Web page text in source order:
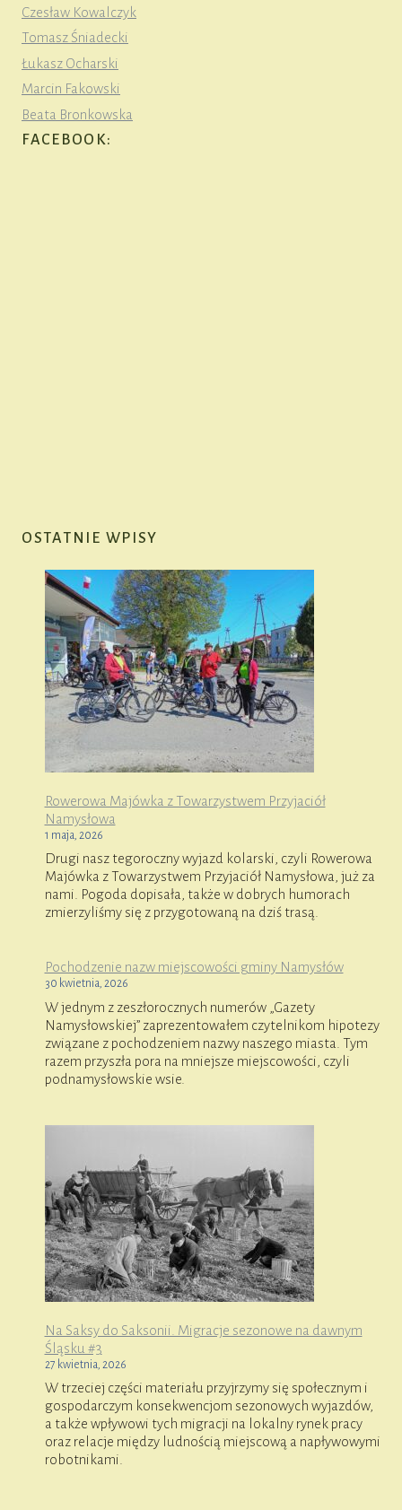
Czesław Kowalczyk
Tomasz Śniadecki
Łukasz Ocharski
Marcin Fakowski
Beata Bronkowska
FACEBOOK:
OSTATNIE WPISY
Rowerowa Majówka z Towarzystwem Przyjaciół
Namysłowa
1 maja, 2026
Drugi nasz tegoroczny wyjazd kolarski, czyli Rowerowa
Majówka z Towarzystwem Przyjaciół Namysłowa, już za
nami. Pogoda dopisała, także w dobrych humorach
zmierzyliśmy się z przygotowaną na dziś trasą.
Pochodzenie nazw miejscowości gminy Namysłów
30 kwietnia, 2026
W jednym z zeszłorocznych numerów „Gazety
Namysłowskiej” zaprezentowałem czytelnikom hipotezy
związane z pochodzeniem nazwy naszego miasta. Tym
razem przyszła pora na mniejsze miejscowości, czyli
podnamysłowskie wsie.
Na Saksy do Saksonii. Migracje sezonowe na dawnym
Śląsku #3
27 kwietnia, 2026
W trzeciej części materiału przyjrzymy się społecznym i
gospodarczym konsekwencjom sezonowych wyjazdów,
a także wpływowi tych migracji na lokalny rynek pracy
oraz relacje między ludnością miejscową a napływowymi
robotnikami.